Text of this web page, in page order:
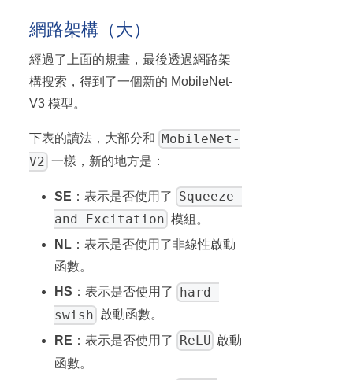
網路架構（大）
經過了上面的規畫，最後透過網路架
構搜索，得到了一個新的 MobileNet-
V3 模型。
下表的讀法，大部分和 MobileNet-
V2 一樣，新的地方是：
SE ：表示是否使用了
Squeeze-
and-Excitation 模組。
NL ：表示是否使用了非線性啟動
函數。
HS ：表示是否使用了
hard-
swish 啟動函數。
RE ：表示是否使用了 ReLU 啟動
函數。